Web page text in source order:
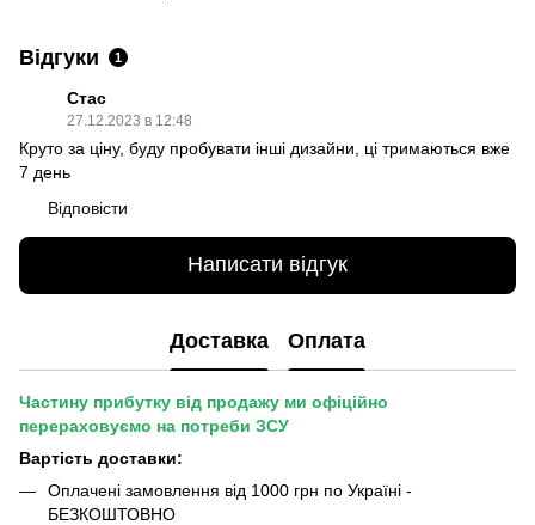
Відгуки 1
Стас
27.12.2023 в 12:48
Круто за ціну, буду пробувати інші дизайни, ці тримаються вже
7 день
Відповісти
Написати відгук
Доставка Оплата
Частину прибутку від продажу ми офіційно
перераховуємо на потреби ЗСУ
Вартість доставки:
Оплачені замовлення від 1000 грн по Україні -
БЕЗКОШТОВНО